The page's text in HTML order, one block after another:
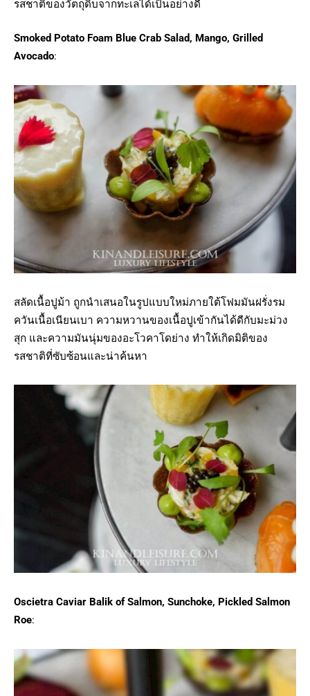
รสชาติของวัตถุดิบจากทะเลได้เป็นอย่างดี
Smoked Potato Foam Blue Crab Salad, Mango, Grilled
Avocado:
สลัดเนื้อปูม้า ถูกนำเสนอในรูปแบบใหม่ภายใต้โฟมมันฝรั่งรม
ควันเนื้อเนียนเบา ความหวานของเนื้อปูเข้ากันได้ดีกับมะม่วง
สุก และความมันนุ่มของอะโวคาโดย่าง ทำให้เกิดมิติของ
รสชาติที่ซับซ้อนและน่าค้นหา
Oscietra Caviar Balik of Salmon, Sunchoke, Pickled Salmon
Roe: